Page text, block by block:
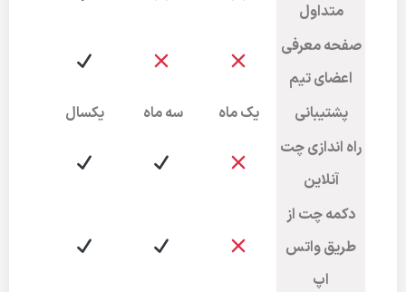
متداول
صفحه معرفی
اعضای تیم
پشتیبانی
یک ماه سه ماه
یکسال
راه اندازی چت
آنلاین
دکمه چت از
طریق واتس
اپ